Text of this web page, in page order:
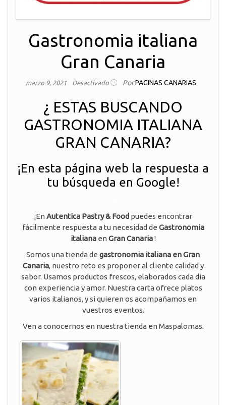
Gastronomia italiana
Gran Canaria
marzo 9, 2021 Desactivado PorPAGINAS CANARIAS
¿ ESTAS BUSCANDO
GASTRONOMIA ITALIANA
GRAN CANARIA?
¡En esta página web la respuesta a
tu búsqueda en Google!
¡En Autentica Pastry & Food puedes encontrar
fácilmente respuesta a tu necesidad de Gastronomia
italiana en Gran Canaria!
Somos una tienda de gastronomia italiana en Gran
Canaria, nuestro reto es proponer al cliente calidad y
sabor. Usamos productos frescos, elaborados cada dia
con experiencia y amor. Nuestra carta ofrece platos
varios italianos, y si quieren os acompañamos en
vuestros eventos.
Ven a conocernos en nuestra tienda en Maspalomas.